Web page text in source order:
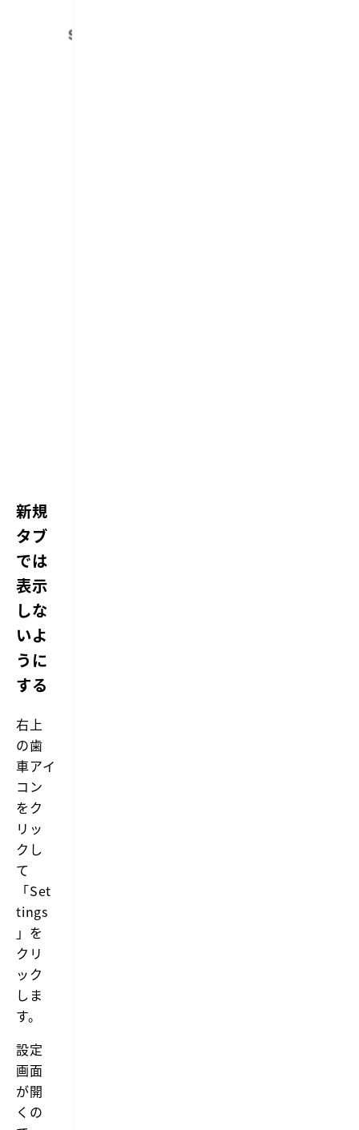
新規
タブ
では
表示
しな
いよ
うに
する
右上
の歯
車アイ
コン
をク
リッ
クし
て
「Set
tings
」を
クリ
ック
しま
す。
設定
画面
が開
くの